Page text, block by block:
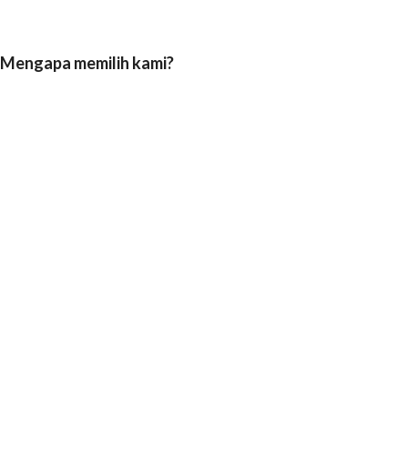
Mengapa memilih kami?